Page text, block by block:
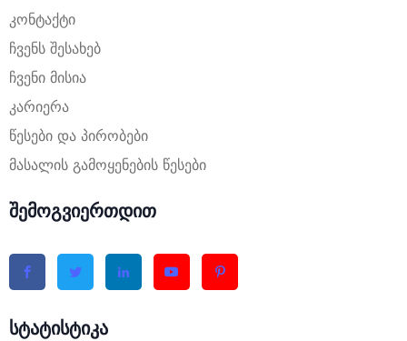
კონტაქტი
ჩვენს შესახებ
ჩვენი მისია
კარიერა
წესები და პირობები
მასალის გამოყენების წესები
შემოგვიერთდით
სტატისტიკა